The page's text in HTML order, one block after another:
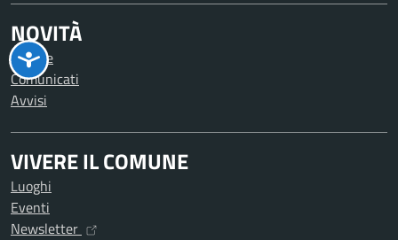
NOVITÀ
Notizie
Comunicati
Avvisi
VIVERE IL COMUNE
Luoghi
Eventi
Newsletter